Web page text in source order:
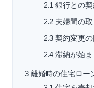
2.1 銀行との
2.2 夫婦間の
2.3 契約変更の
2.4 滞納が始
3 離婚時の住宅ロー